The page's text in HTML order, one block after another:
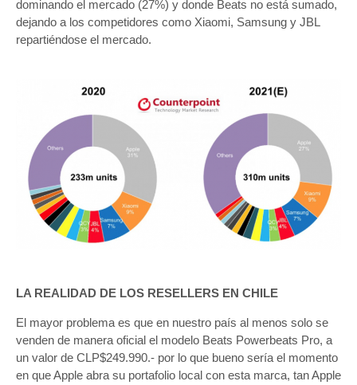
dominando el mercado (27%) y donde Beats no está sumado,
dejando a los competidores como Xiaomi, Samsung y JBL
repartiéndose el mercado.
LA REALIDAD DE LOS RESELLERS EN CHILE
El mayor problema es que en nuestro país al menos solo se
venden de manera oficial el modelo Beats Powerbeats Pro, a
un valor de CLP$249.990.- por lo que bueno sería el momento
en que Apple abra su portafolio local con esta marca, tan Apple